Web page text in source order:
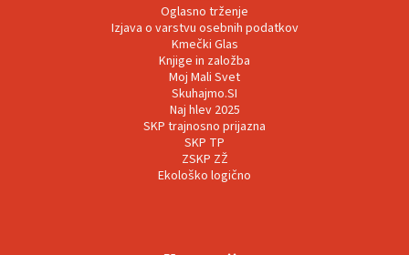
Oglasno trženje
Izjava o varstvu osebnih podatkov
Kmečki Glas
Knjige in založba
Moj Mali Svet
Skuhajmo.SI
Naj hlev 2025
SKP trajnosno prijazna
SKP TP
ZSKP ZŽ
Ekološko logično